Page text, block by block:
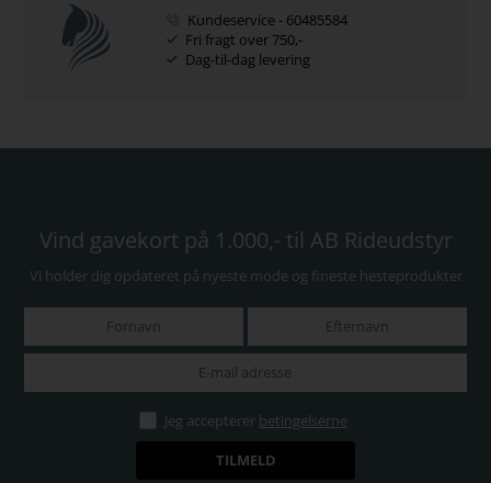
Kundeservice - 60485584
Fri fragt over 750,-
Dag-til-dag levering
Vind gavekort på 1.000,- til AB Rideudstyr
Vi holder dig opdateret på nyeste mode og fineste hesteprodukter
Jeg accepterer betingelserne